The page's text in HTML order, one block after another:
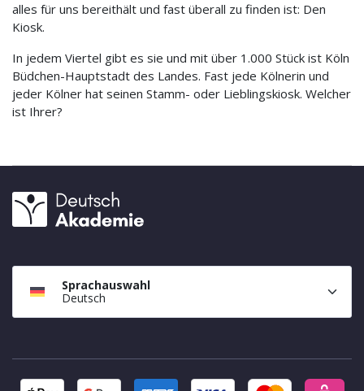
alles für uns bereithält und fast überall zu finden ist: Den
Kiosk.
In jedem Viertel gibt es sie und mit über 1.000 Stück ist Köln
Büdchen-Hauptstadt des Landes. Fast jede Kölnerin und
jeder Kölner hat seinen Stamm- oder Lieblingskiosk. Welcher
ist Ihrer?
Sprachauswahl
Deutsch